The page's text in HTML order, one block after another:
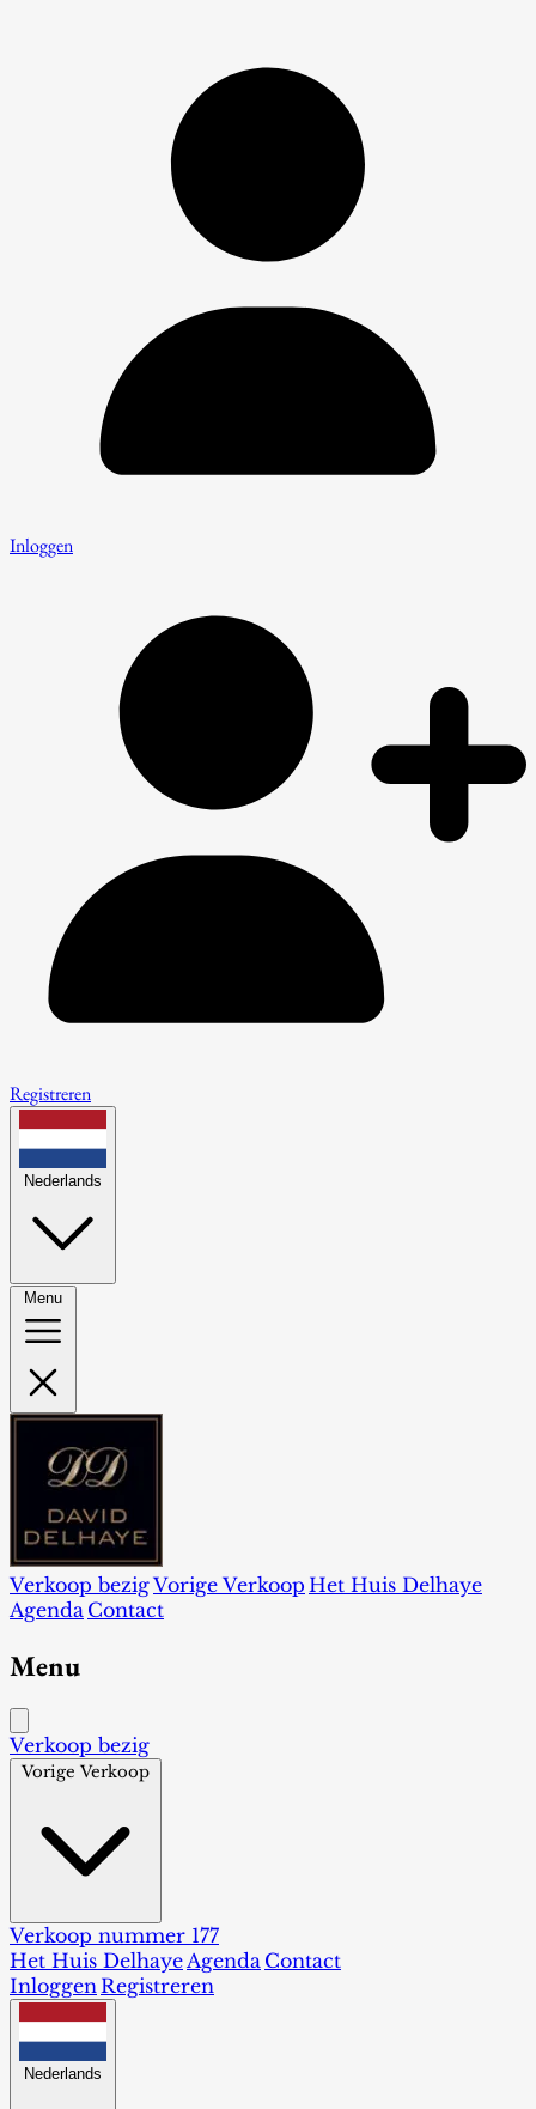
Inloggen
Registreren
Nederlands
Menu
Verkoop bezigVorige Verkoop Het Huis Delhaye
Agenda Contact
Menu
Verkoop bezig
Vorige Verkoop
Verkoop nummer 177
Het Huis DelhayeAgenda Contact
InloggenRegistreren
Nederlands